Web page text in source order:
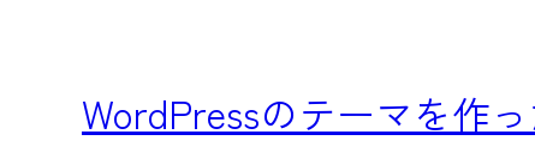
WordPressのテーマを作